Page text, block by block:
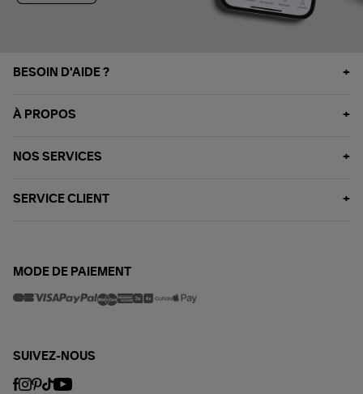
BESOIN D'AIDE ?
À PROPOS
NOS SERVICES
SERVICE CLIENT
MODE DE PAIEMENT
SUIVEZ-NOUS